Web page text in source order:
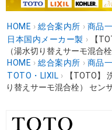
HOME › 総合案内所 › 商品
日本国内メーカー製 ›
【
（湯水切り替えサーモ混合栓
HOME › 総合案内所 › 商品
TOTO・LIXIL ›
【TOTO】
り替えサーモ混合栓） センサ